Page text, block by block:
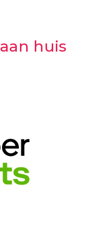
aan huis